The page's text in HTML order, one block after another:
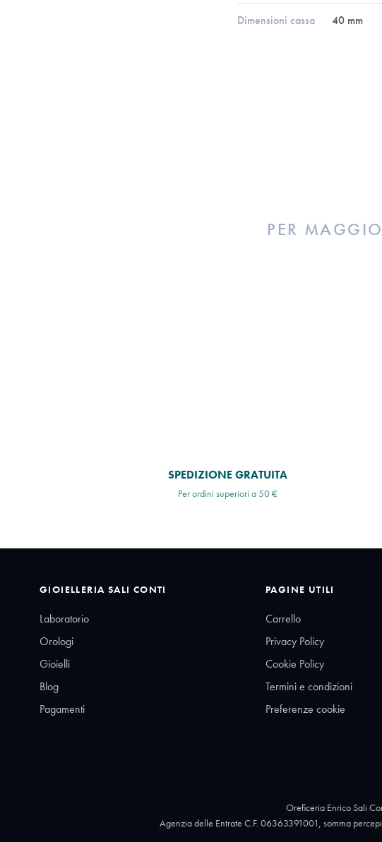
Dimensioni cassa 40 mm
PER
SPEDIZIONE GRATUITA
Per ordini superiori a 50 €
GIOIELLERIA SALI CONTI
Laboratorio
Orologi
Gioielli
Blog
Pagamenti
PAGINE UTILI
Carrello
Privacy Policy
Cookie Policy
Termini e condizioni
Preferenze cookie
Oreficeria Enrico Sali
Agenzia delle Entrate C.F. 06363391001, somma